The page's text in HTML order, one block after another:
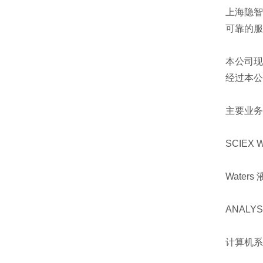
上海隐
可靠的服
本公司
经过本
主要业务
SCIEX
Waters
计算机